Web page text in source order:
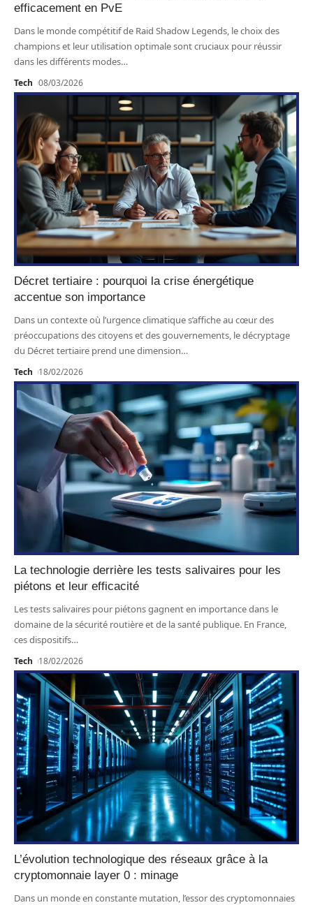
efficacement en PvE
Dans le monde compétitif de Raid Shadow Legends, le choix des
champions et leur utilisation optimale sont cruciaux pour réussir
dans les différents modes…
Tech 08/03/2026
Décret tertiaire : pourquoi la crise énergétique
accentue son importance
Dans un contexte où l’urgence climatique s’affiche au cœur des
préoccupations des citoyens et des gouvernements, le décryptage
du Décret tertiaire prend une dimension…
Tech 18/02/2026
La technologie derrière les tests salivaires pour les
piétons et leur efficacité
Les tests salivaires pour piétons gagnent en importance dans le
domaine de la sécurité routière et de la santé publique. En France,
ces dispositifs…
Tech 18/02/2026
L’évolution technologique des réseaux grâce à la
cryptomonnaie layer 0 : minage
Dans un monde en constante mutation, l’essor des cryptomonnaies